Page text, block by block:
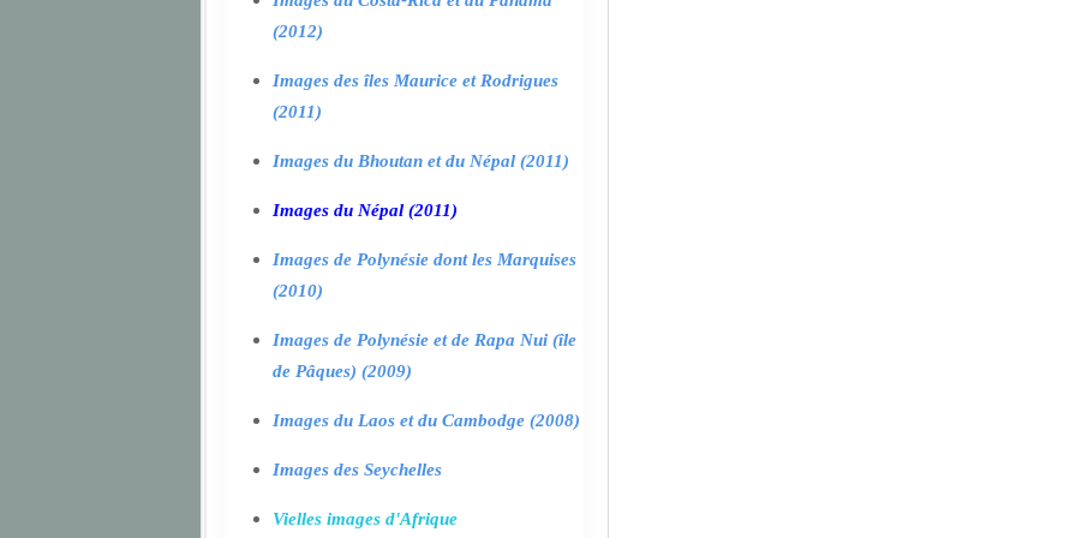
(2012)
Images des îles Maurice et Rodrigues
(2011)
Images du Bhoutan et du Népal (2011)
Images du Népal (2011)
Images de Polynésie dont les Marquises
(2010)
Images de Polynésie et de Rapa Nui (île
de Pâques) (2009)
Images du Laos et du Cambodge (2008)
Images des Seychelles
Vielles images d'Afrique